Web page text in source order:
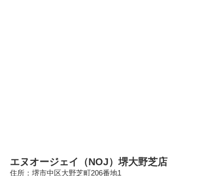
エヌオージェイ（NOJ）堺大野芝店
住所：堺市中区大野芝町206番地1